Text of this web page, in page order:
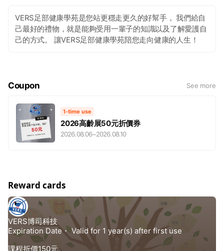
VERS足部健康學苑是您站更穩走更久的好幫手， 我們給自
己最好的禮物，就是能夠受用一輩子的知識以及了解愛護自
己的方式。 讓VERS足部健康學苑陪您走向健康的人生！
Coupon See more
1-time use
2026高齡展50元折價券
2026.08.06~2026.08.10
Reward cards